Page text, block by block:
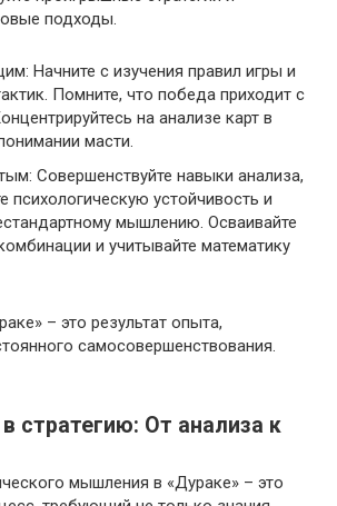
подходы.
Начните с изучения правил игры и
Помните, что победа приходит с
на анализе карт в
масти.
Совершенствуйте навыки анализа,
психологическую устойчивость и
мышлению. Осваивайте
и учитывайте математику
– это результат опыта,
самосовершенствования.
стратегию: От анализа к
мышления в «Дураке» – это